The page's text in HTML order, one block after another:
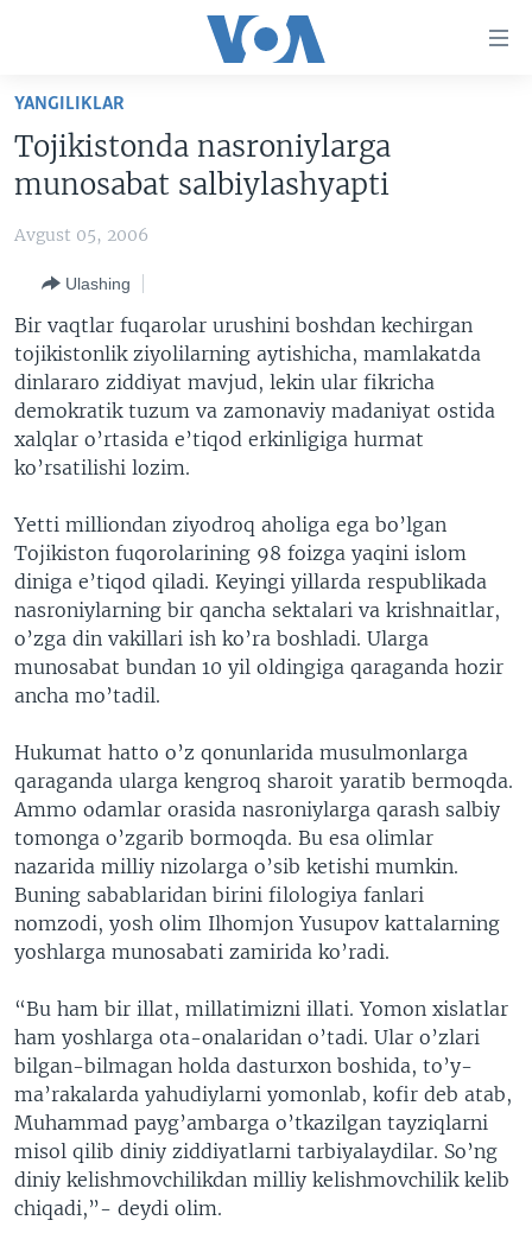
Boshiga
qayting
Qidiruvga
o'ting
AMERIKA
VATANDOSHLAR
MULTIMEDIA
AMERIKA MANZARALARI
XALQARO HAYOT
VASHINGTON CHOYXONASI
VIDEO
XABARLAR SURATLARDA
IJTIMOIY TARMOQLAR
FACEBOOK
YOUTUBE
ODNOKLASSNIKI
TELEGRAM
TWITTER
SOUNDCLOUD
INGLIZ TILI DARSLARI
EDITORIAL
Learning English
YANGILIKLAR
Tojikistonda nasroniylarga
munosabat salbiylashyapti
Avgust 05, 2006
Ulashing
Bir vaqtlar fuqarolar urushini boshdan kechirgan
tojikistonlik ziyolilarning aytishicha, mamlakatda
dinlararo ziddiyat mavjud, lekin ular fikricha
demokratik tuzum va zamonaviy madaniyat ostida
xalqlar o’rtasida e’tiqod erkinligiga hurmat
ko’rsatilishi lozim.
Yetti milliondan ziyodroq aholiga ega bo’lgan
Tojikiston fuqorolarining 98 foizga yaqini islom
diniga e’tiqod qiladi. Keyingi yillarda respublikada
nasroniylarning bir qancha sektalari va krishnaitlar,
o’zga din vakillari ish ko’ra boshladi. Ularga
munosabat bundan 10 yil oldingiga qaraganda hozir
ancha mo’tadil.
Hukumat hatto o’z qonunlarida musulmonlarga
qaraganda ularga kengroq sharoit yaratib bermoqda.
Ammo odamlar orasida nasroniylarga qarash salbiy
tomonga o’zgarib bormoqda. Bu esa olimlar
nazarida milliy nizolarga o’sib ketishi mumkin.
Buning sabablaridan birini filologiya fanlari
nomzodi, yosh olim Ilhomjon Yusupov kattalarning
yoshlarga munosabati zamirida ko’radi.
“Bu ham bir illat, millatimizni illati. Yomon xislatlar
ham yoshlarga ota-onalaridan o’tadi. Ular o’zlari
bilgan-bilmagan holda dasturxon boshida, to’y-
ma’rakalarda yahudiylarni yomonlab, kofir deb atab,
Muhammad payg’ambarga o’tkazilgan tayziqlarni
misol qilib diniy ziddiyatlarni tarbiyalaydilar. So’ng
diniy kelishmovchilikdan milliy kelishmovchilik kelib
chiqadi,”- deydi olim.